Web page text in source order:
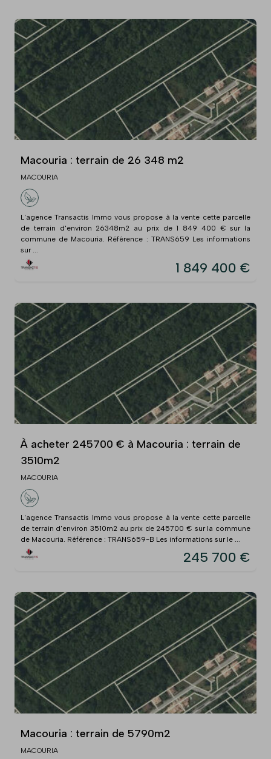
Macouria : terrain de 26 348 m2
MACOURIA
L'agence Transactis Immo vous propose à la vente cette parcelle
de terrain d'environ 26348m2 au prix de 1 849 400 € sur la
commune de Macouria. Référence : TRANS659 Les informations
sur ...
1 849 400 €
À acheter 245700 € à Macouria : terrain de
3510m2
MACOURIA
L'agence Transactis Immo vous propose à la vente cette parcelle
de terrain d'environ 3510m2 au prix de 245700 € sur la commune
de Macouria. Référence : TRANS659-B Les informations sur le ...
245 700 €
Macouria : terrain de 5790m2
MACOURIA